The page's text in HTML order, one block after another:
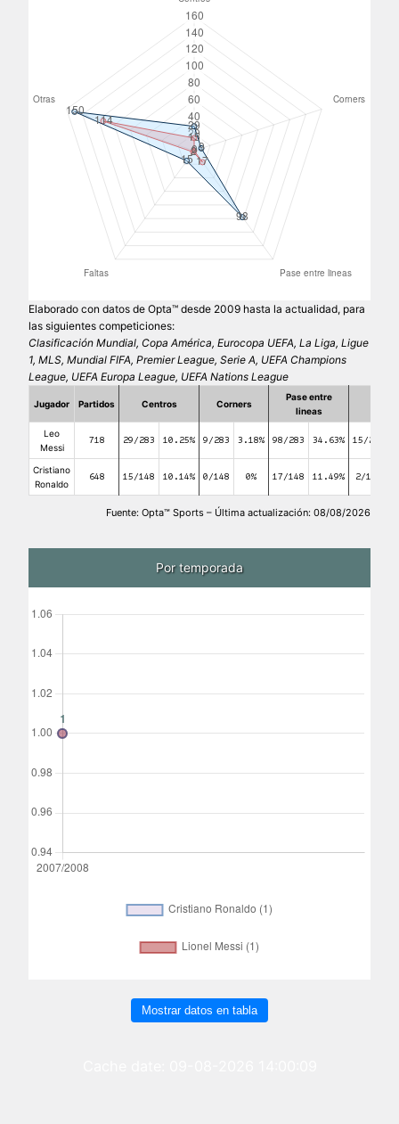
Elaborado con datos de Opta™ desde 2009 hasta la actualidad, para
las siguientes competiciones:
Clasificación Mundial, Copa América, Eurocopa UEFA, La Liga, Ligue
1, MLS, Mundial FIFA, Premier League, Serie A, UEFA Champions
League, UEFA Europa League, UEFA Nations League
Jugador Partidos Centros Corners
Pase entre
lineas
Leo
Messi
718 29/283 10.25% 9/283 3.18% 98/283 34.63% 15/283
Cristiano
Ronaldo
648 15/148 10.14% 0/148 0% 17/148 11.49% 2/148
Fuente: Opta™ Sports – Última actualización: 08/08/2026
Por temporada
Mostrar datos en tabla